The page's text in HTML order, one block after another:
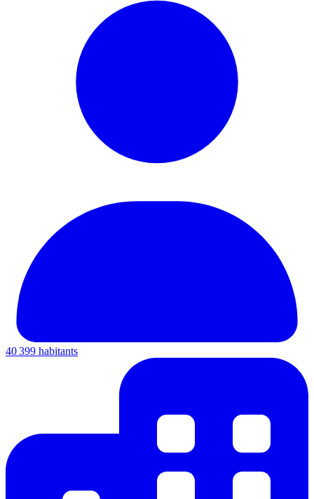
40 399 habitants